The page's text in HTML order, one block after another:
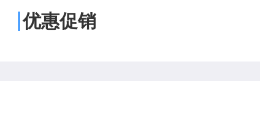
优惠促销